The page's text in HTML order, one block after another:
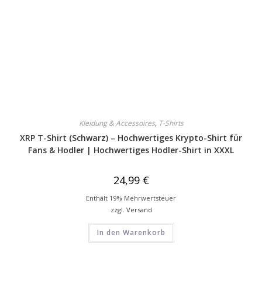
Kleidung & Accessoires, T-Shirts
XRP T-Shirt (Schwarz) – Hochwertiges Krypto-Shirt für
Fans & Hodler | Hochwertiges Hodler-Shirt in XXXL
24,99 €
Enthält 19% Mehrwertsteuer
zzgl. Versand
In den Warenkorb